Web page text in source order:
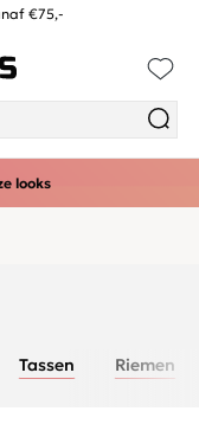
€75,-
looks
Tassen Riemen